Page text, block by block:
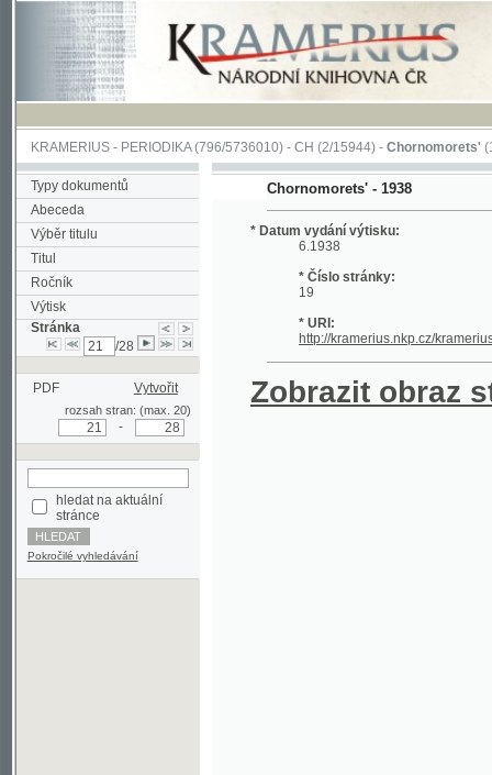
KRAMERIUS-PERIODIKA(796/5736010) -CH(2/15944) -Chornomorets'(1/115)
Typy dokumentů
Abeceda
Výběr titulu
Titul
Ročník
Výtisk
Stránka
PDF Vytvořit
rozsah stran: (max. 20)
stránce
Pokročilé vyhledávání
Chornomorets' - 1938
* Datum vydání výtisku:
6.1938
* Číslo stránky:
* URI:
Zobrazit obraz